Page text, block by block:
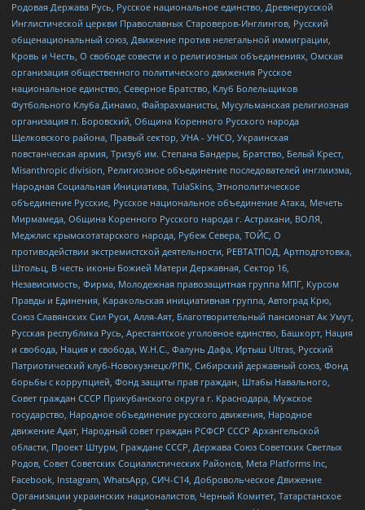
Родовая Держава Русь, Русское национальное единство, Древнерусской
Инглистической церкви Православных Староверов-Инглингов, Русский
общенациональный союз, Движение против нелегальной иммиграции,
Кровь и Честь, О свободе совести и о религиозных объединениях, Омская
организация общественного политического движения Русское
национальное единство, Северное Братство, Клуб Болельщиков
Футбольного Клуба Динамо, Файзрахманисты, Мусульманская религиозная
организация п. Боровский, Община Коренного Русского народа
Щелковского района, Правый сектор, УНА - УНСО, Украинская
повстанческая армия, Тризуб им. Степана Бандеры, Братство, Белый Крест,
Misanthropic division, Религиозное объединение последователей инглиизма,
Народная Социальная Инициатива, TulaSkins, Этнополитическое
объединение Русские, Русское национальное объединение Атака, Мечеть
Мирмамеда, Община Коренного Русского народа г. Астрахани, ВОЛЯ,
Меджлис крымскотатарского народа, Рубеж Севера, ТОЙС, О
противодействии экстремистской деятельности, РЕВТАТПОД, Артподготовка,
Штольц, В честь иконы Божией Матери Державная, Сектор 16,
Независимость, Фирма, Молодежная правозащитная группа МПГ, Курсом
Правды и Единения, Каракольская инициативная группа, Автоград Крю,
Союз Славянских Сил Руси, Алля-Аят, Благотворительный пансионат Ак Умут,
Русская республика Русь, Арестантское уголовное единство, Башкорт, Нация
и свобода, Нация и свобода, W.H.С., Фалунь Дафа, Иртыш Ultras, Русский
Патриотический клуб-Новокузнецк/РПК, Сибирский державный союз, Фонд
борьбы с коррупцией, Фонд защиты прав граждан, Штабы Навального,
Совет граждан СССР Прикубанского округа г. Краснодара, Мужское
государство, Народное объединение русского движения, Народное
движение Адат, Народный совет граждан РСФСР СССР Архангельской
области, Проект Штурм, Граждане СССР, Держава Союз Советских Светлых
Родов, Совет Советских Социалистических Районов, Meta Platforms Inc,
Facebook, Instagram, WhatsApp, СИЧ-С14, Добровольческое Движение
Организации украинских националистов, Черный Комитет, Татарстанское